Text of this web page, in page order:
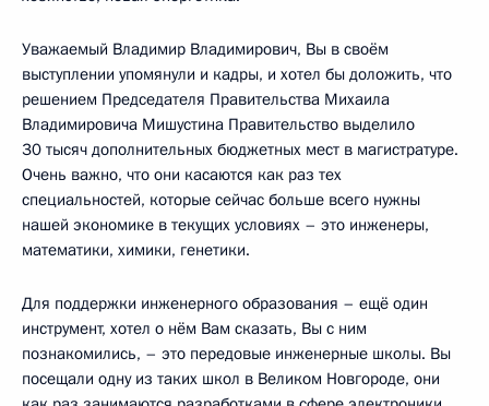
Уважаемый Владимир Владимирович, Вы в своём
выступлении упомянули и кадры, и хотел бы доложить, что
решением Председателя Правительства Михаила
Владимировича Мишустина Правительство выделило
30 тысяч дополнительных бюджетных мест в магистратуре.
Очень важно, что они касаются как раз тех
специальностей, которые сейчас больше всего нужны
нашей экономике в текущих условиях – это инженеры,
математики, химики, генетики.
Для поддержки инженерного образования – ещё один
инструмент, хотел о нём Вам сказать, Вы с ним
познакомились, – это передовые инженерные школы. Вы
посещали одну из таких школ в Великом Новгороде, они